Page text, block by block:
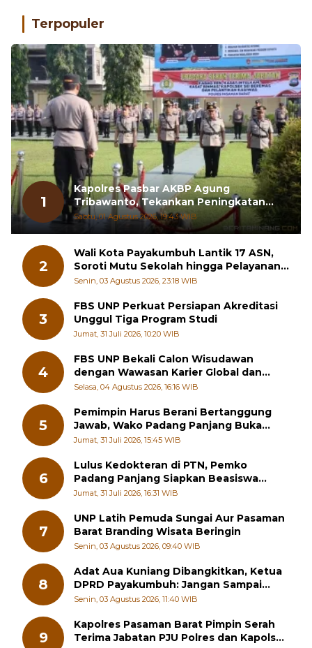
Terpopuler
1
Kapolres Pasbar AKBP Agung
Tribawanto, Tekankan Peningkatan
Pelayanan dan Sinergi dengan
Masyarakat
Sabtu, 01 Agustus 2026, 19:43 WIB
2
Wali Kota Payakumbuh Lantik 17 ASN,
Soroti Mutu Sekolah hingga Pelayanan
RSUD
Senin, 03 Agustus 2026, 23:18 WIB
3
FBS UNP Perkuat Persiapan Akreditasi
Unggul Tiga Program Studi
Jumat, 31 Juli 2026, 10:20 WIB
4
FBS UNP Bekali Calon Wisudawan
dengan Wawasan Karier Global dan
Kewirausahaan Kreatif
Selasa, 04 Agustus 2026, 16:16 WIB
5
Pemimpin Harus Berani Bertanggung
Jawab, Wako Padang Panjang Buka
Pelatihan Kepemimpinan Pelajar
Jumat, 31 Juli 2026, 15:45 WIB
6
Lulus Kedokteran di PTN, Pemko
Padang Panjang Siapkan Beasiswa
Penuh
Jumat, 31 Juli 2026, 16:31 WIB
7
UNP Latih Pemuda Sungai Aur Pasaman
Barat Branding Wisata Beringin
Senin, 03 Agustus 2026, 09:40 WIB
8
Adat Aua Kuniang Dibangkitkan, Ketua
DPRD Payakumbuh: Jangan Sampai
Generasi Muda Hilang Jati Diri
Senin, 03 Agustus 2026, 11:40 WIB
9
Kapolres Pasaman Barat Pimpin Serah
Terima Jabatan PJU Polres dan Kapolsek